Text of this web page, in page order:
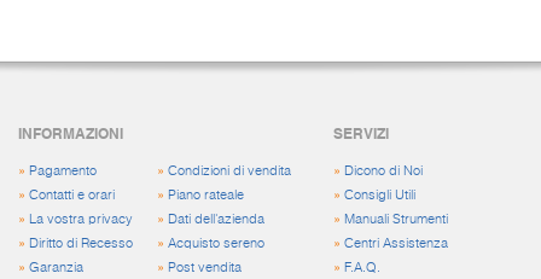
INFORMAZIONI
» Pagamento
» Contatti e orari
» La vostra privacy
» Diritto di Recesso
» Garanzia
» Condizioni di vendita
» Piano rateale
» Dati dell'azienda
» Acquisto sereno
» Post vendita
SERVIZI
» Dicono di Noi
»Consigli Utili
» Manuali Strumenti
»Centri Assistenza
» F.A.Q.